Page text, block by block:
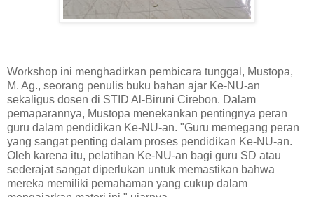
Workshop ini menghadirkan pembicara tunggal, Mustopa,
M. Ag., seorang penulis buku bahan ajar Ke-NU-an
sekaligus dosen di STID Al-Biruni Cirebon. Dalam
pemaparannya, Mustopa menekankan pentingnya peran
guru dalam pendidikan Ke-NU-an. "Guru memegang peran
yang sangat penting dalam proses pendidikan Ke-NU-an.
Oleh karena itu, pelatihan Ke-NU-an bagi guru SD atau
sederajat sangat diperlukan untuk memastikan bahwa
mereka memiliki pemahaman yang cukup dalam